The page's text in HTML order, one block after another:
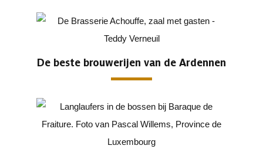
De beste brouwerijen van de Ardennen